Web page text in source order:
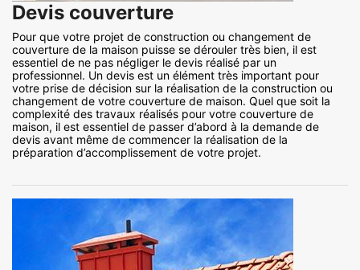
Devis couverture
Pour que votre projet de construction ou changement de
couverture de la maison puisse se dérouler très bien, il est
essentiel de ne pas négliger le devis réalisé par un
professionnel. Un devis est un élément très important pour
votre prise de décision sur la réalisation de la construction ou
changement de votre couverture de maison. Quel que soit la
complexité des travaux réalisés pour votre couverture de
maison, il est essentiel de passer d’abord à la demande de
devis avant même de commencer la réalisation de la
préparation d’accomplissement de votre projet.